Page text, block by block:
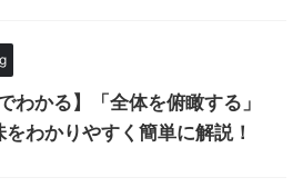
でわかる】「全体を俯瞰する」
をわかりやすく簡単に解説！